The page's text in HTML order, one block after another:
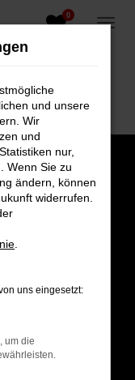
0
und unsere
Wir
und
nur,
Wenn Sie zu
ändern, können
widerrufen.
uns eingesetzt:
um die